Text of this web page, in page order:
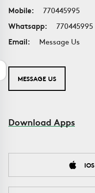
Mobile:
770445995
Whatsapp:
770445995
Email:
Message Us
MESSAGE US
Download Apps
IOS